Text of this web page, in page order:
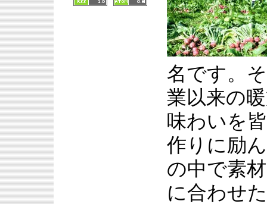
名です。
業以来の
味わいを
作りに励
の中で素
に合わせ